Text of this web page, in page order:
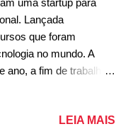
uma startup para
Lançada
que foram
no mundo. A
ano, a fim de trabalhar
da Aptiv emLEIA MAIS